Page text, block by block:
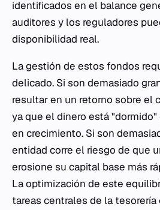
identificados en el balance
auditores y los reguladores
disponibilidad real.
La gestión de estos fondos
delicado. Si son demasiado
resultar en un retorno sobre el
ya que el dinero está
en crecimiento. Si son
entidad corre el riesgo de que
erosione su capital base más
La optimización de este
tareas centrales de la tesorería